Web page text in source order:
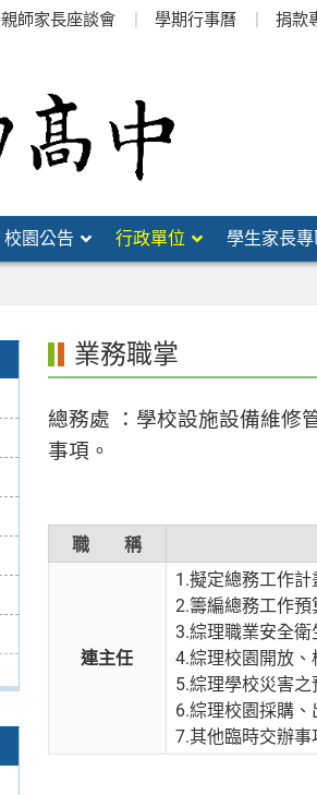
親師家長座談會 學期行事曆 捐款
校園公告 行政單位 學生家長專
業務職掌
總務處 ：學校設施設備維修
事項。
職 稱
連主任
1.擬定總務工作
2.籌編總務工作預
3.綜理職業安全衛
4.綜理校園開放、
5.綜理學校災害之
6.綜理校園採購、
7.其他臨時交辦事